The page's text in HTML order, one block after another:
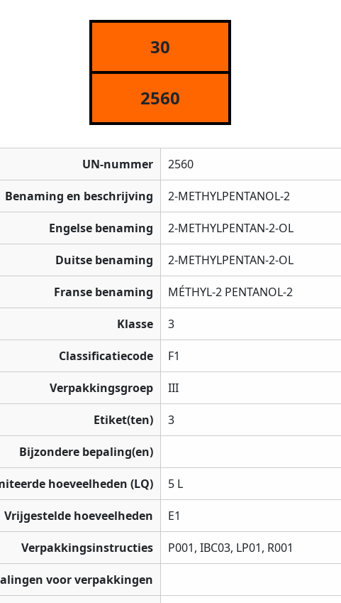
30
2560
UN-nummer 2560
Benaming en beschrijving 2-METHYLPENTANOL-2
Engelse benaming 2-METHYLPENTAN-2-OL
Duitse benaming 2-METHYLPENTAN-2-OL
Franse benaming MÉTHYL-2 PENTANOL-2
Klasse 3
Classificatiecode F1
Verpakkingsgroep III
Etiket(ten) 3
Bijzondere bepaling(en)
hoeveelheden (LQ) 5 L
Vrijgestelde hoeveelheden E1
Verpakkingsinstructies P001, IBC03, LP01, R001
voor verpakkingen